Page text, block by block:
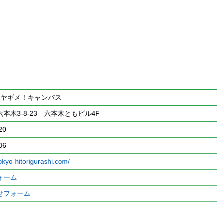
ギメ！キャンパス
本木3-8-23 六本木ともビル4F
hitorigurashi.com/
ーム
フォーム